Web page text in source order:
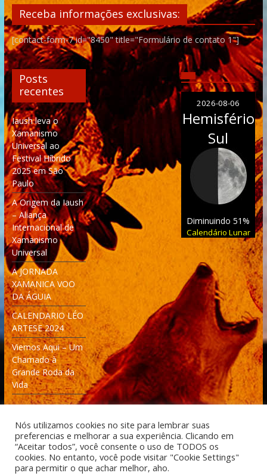
Receba informações exclusivas:
[contact-form-7 id="8450" title="Formulário de contato 1"]
Posts
recentes
Iaush leva o
Xamanismo
Universal ao
Festival Híbrido
2025 em São
Paulo
A Origem da Iaush
– Aliança
Internacional de
Xamanismo
Universal
A JORNADA
XAMANICA VOO
DA ÁGUIA
CALENDARIO LÉO
ARTESE 2024
Viemos Aqui – Um
Chamado à
Grande Roda da
Vida
2026-08-06
Hemisfério
Sul
Diminuindo 51%
Calendário Lunar
Desenvolvido: Moleculas4D - Engenharia Espacial e
Nós utilizamos cookies no site para lembrar suas
preferencias e melhorar a sua experiência. Clicando em
“Aceitar todos”, você consente o uso de TODOS os
cookies. No entanto, você pode visitar "Cookie Settings"
para permitir o que achar melhor, aho.